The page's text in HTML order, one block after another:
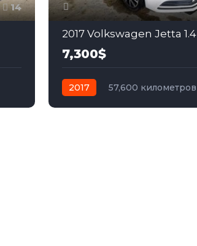
14
2017 Volkswagen Jetta 1.4
7,300$
2017
57,600 километров